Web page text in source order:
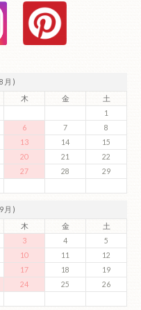
月)
木 金
土
1
6 7
8
13 14
15
20 21
22
27 28
29
月)
木 金
土
3 4
5
10 11
12
17 18
19
24 25
26